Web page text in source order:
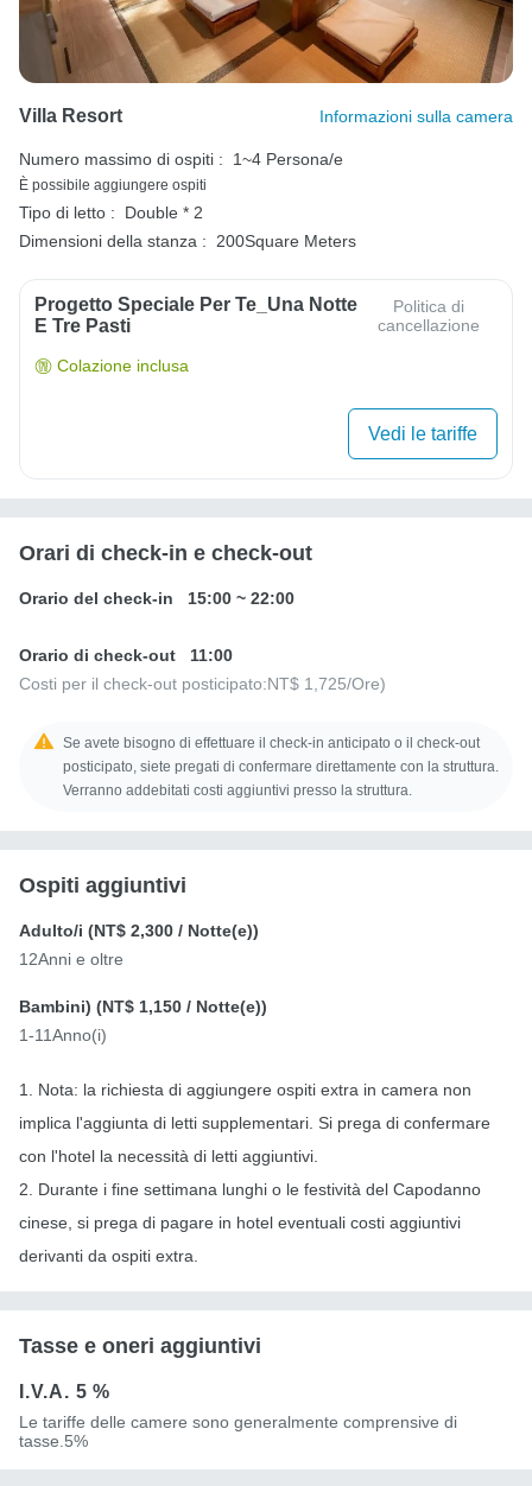
Villa Resort Informazioni sulla camera
Numero massimo di ospiti : 1~4 Persona/e
È possibile aggiungere ospiti
Tipo di letto :
Double * 2
Dimensioni della stanza : 200Square Meters
Progetto Speciale Per Te_Una Notte
E Tre Pasti
Politica di
cancellazione
Colazione inclusa
Vedi le tariffe
Orari di check-in e check-out
Orario del check-in 15:00 ~ 22:00
Orario di check-out
11:00
Costi per il check-out posticipato:NT$ 1,725/Ore)
Se avete bisogno di effettuare il check-in anticipato o il check-out
posticipato, siete pregati di confermare direttamente con la struttura.
Verranno addebitati costi aggiuntivi presso la struttura.
Ospiti aggiuntivi
Adulto/i (NT$ 2,300 / Notte(e))
12Anni e oltre
Bambini) (NT$ 1,150 / Notte(e))
1-11Anno(i)
1. Nota: la richiesta di aggiungere ospiti extra in camera non
implica l'aggiunta di letti supplementari. Si prega di confermare
con l'hotel la necessità di letti aggiuntivi.
2. Durante i fine settimana lunghi o le festività del Capodanno
cinese, si prega di pagare in hotel eventuali costi aggiuntivi
derivanti da ospiti extra.
Tasse e oneri aggiuntivi
I.V.A. 5 %
Le tariffe delle camere sono generalmente comprensive di
tasse.5%